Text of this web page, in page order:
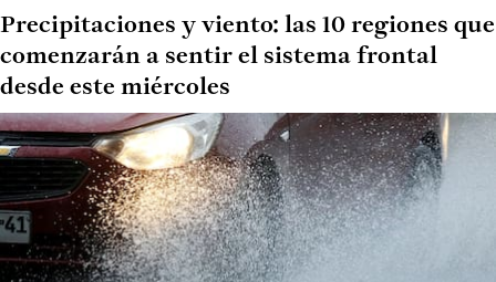
Precipitaciones y viento: las 10 regiones que
comenzarán a sentir el sistema frontal
desde este miércoles